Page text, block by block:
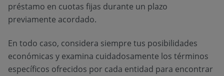
préstamo en cuotas fijas durante un plazo
previamente acordado.
En todo caso, considera siempre tus posibilidades
económicas y examina cuidadosamente los términos
específicos ofrecidos por cada entidad para encontrar